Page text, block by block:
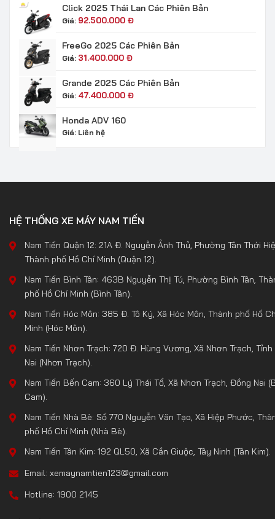
Click 2025 Thái Lan Các Phiên Bản
Giá: 92.500.000 Đ
FreeGo 2025 Các Phiên Bản
Giá: 31.400.000 Đ
Grande 2025 Các Phiên Bản
Giá: 47.400.000 Đ
Honda ADV 160
Giá: Liên hệ
HỆ THỐNG XE MÁY NAM TIẾN
Nam Tiến Quận 12: 21A Đ. Nguyễn Ảnh Thủ, Phường Tân Thới
Thành phố Hồ Chí Minh (Quận 12).
Nam Tiến Bình Tân: 463B Nguyễn Thị Tú, Phường Bình Tân,
phố Hồ Chí Minh (Bình Tân).
Nam Tiến Hóc Môn: 385 Đ. Tô Ký, Xã Hóc Môn, Thành phố Hồ
Minh (Hóc Môn).
Nam Tiến Nhơn Trạch: 720 Đ. Hùng Vương, Xã Nhơn Trạch,
Nai (Nhơn Trạch).
Nam Tiến Bến Cam: 360 Lý Thái Tổ, Xã Nhơn Trạch, Đồng Nai
Cam).
Nam Tiến Nhà Bè: Số 770 Nguyễn Văn Tạo, Xã Hiệp Phước,
phố Hồ Chí Minh (Nhà Bè).
Nam Tiến Tân Kim: 192 QL50, Xã Cần Giuộc, Tây Ninh (Tân Kim).
Email: xemaynamtien123@gmail.com
Hotline: 1900 2145